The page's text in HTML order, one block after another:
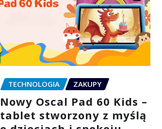
TECHNOLOGIA ZAKUPY
Nowy Oscal Pad 60 Kids –
tablet stworzony z myślą